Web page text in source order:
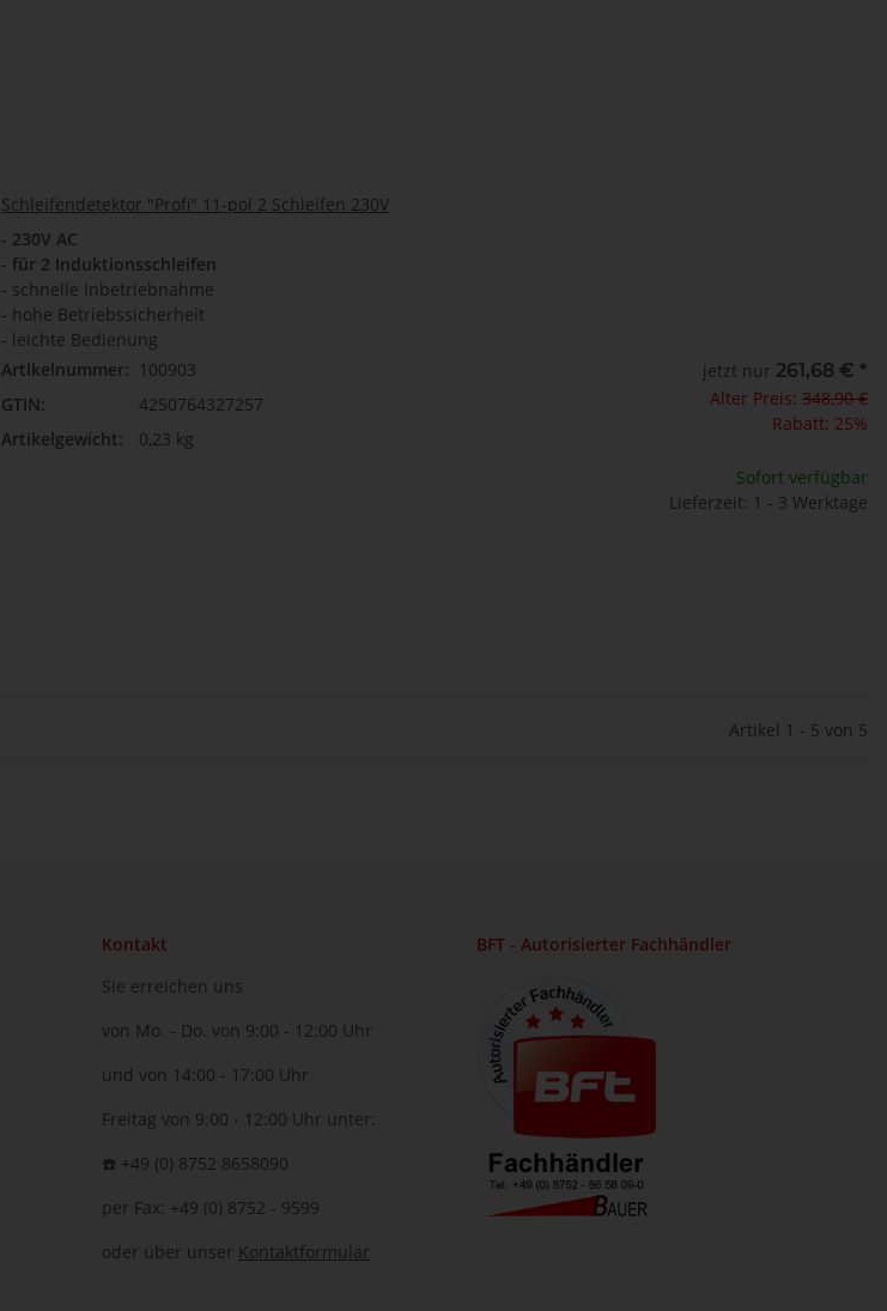
Schleifendetektor "Profi" 11-pol 2 Schleifen 230V
- 230V AC
- für 2 Induktionsschleifen
- schnelle Inbetriebnahme
- hohe Betriebssicherheit
- leichte Bedienung
Artikelnummer: 100903
GTIN:
4250764327257
Artikelgewicht:
0,23 kg
jetzt nur 261,68 € *
Alter Preis: 348,90 €
Rabatt: 25%
Sofort verfügbar
Lieferzeit: 1 - 3 Werktage
Artikel 1 - 5 von 5
Kontakt
Sie erreichen uns
von Mo. - Do. von 9:00 - 12:00 Uhr
und von 14:00 - 17:00 Uhr
Freitag von 9:00 - 12:00 Uhr unter:
☎️ +49 (0) 8752 8658090
per Fax: +49 (0) 8752 - 9599
oder über unser Kontaktformular
BFT - Autorisierter Fachhändler